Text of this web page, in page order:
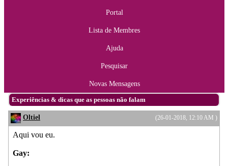
Portal
Lista de Membres
Ajuda
Pesquisar
Novas Mensagens
Experiências & dicas que as pessoas não falam
(26-01-2018, 12:10 AM )
Oltiel
Aqui vou eu.
Gay: